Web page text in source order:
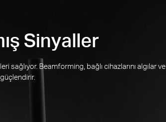
Sinyaller
Beamforming, bağlı cihazlarını algılar ve